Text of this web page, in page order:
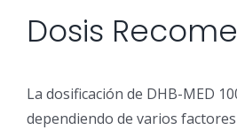
Dosis
La dosificación de DHB-MED
dependiendo de varios